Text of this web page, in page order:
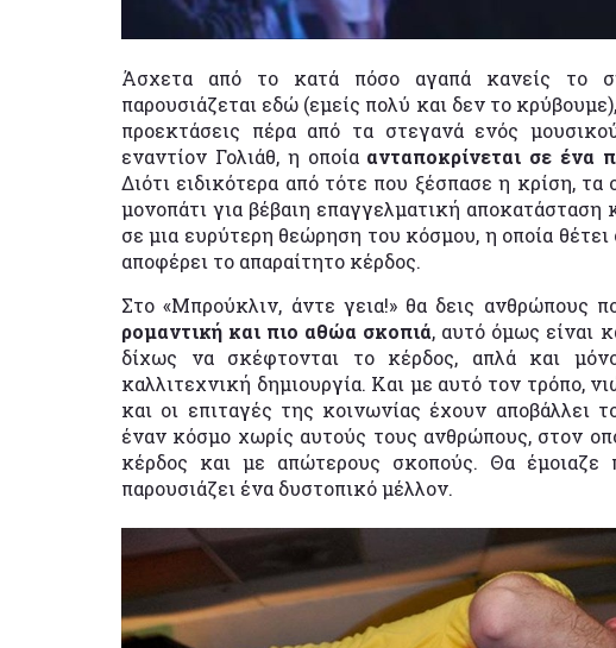
Άσχετα από το κατά πόσο αγαπά κανείς το
παρουσιάζεται εδώ (εμείς πολύ και δεν το
προεκτάσεις πέρα από τα στεγανά ενός
εναντίον Γολιάθ, η οποία ανταποκρίνεται σε ένα
Διότι ειδικότερα από τότε που ξέσπασε η κρίση,
μονοπάτι για βέβαιη επαγγελματική
σε μια ευρύτερη θεώρηση του κόσμου, η οποία
αποφέρει το απαραίτητο κέρδος.
Στο «Μπρούκλιν, άντε γεια!» θα δεις ανθρώπους
ρομαντική και πιο αθώα σκοπιά, αυτό όμως είναι
δίχως να σκέφτονται το κέρδος, απλά και
καλλιτεχνική δημιουργία. Και με αυτό τον τρόπο,
και οι επιταγές της κοινωνίας έχουν αποβάλλει
έναν κόσμο χωρίς αυτούς τους ανθρώπους, στον
κέρδος και με απώτερους σκοπούς. Θα έμοιαζε
παρουσιάζει ένα δυστοπικό μέλλον.